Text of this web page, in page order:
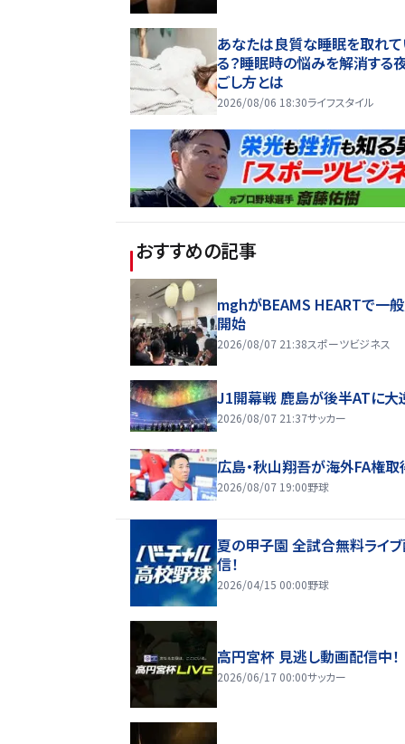
あなたは良質な睡眠を取れ
る？睡眠時の悩みを解消する
ごし方とは
2026/08/06 18:30ライフスタイル
おすすめの記事
mghがBEAMS HEARTで一
開始
2026/08/07 21:38スポーツビジネス
J1開幕戦 鹿島が後半ATに大
2026/08/07 21:37サッカー
広島・秋山翔吾が海外FA権取
2026/08/07 19:00野球
夏の甲子園 全試合無料ライ
信！
2026/04/15 00:00野球
高円宮杯 見逃し動画配信中！
2026/06/17 00:00サッカー